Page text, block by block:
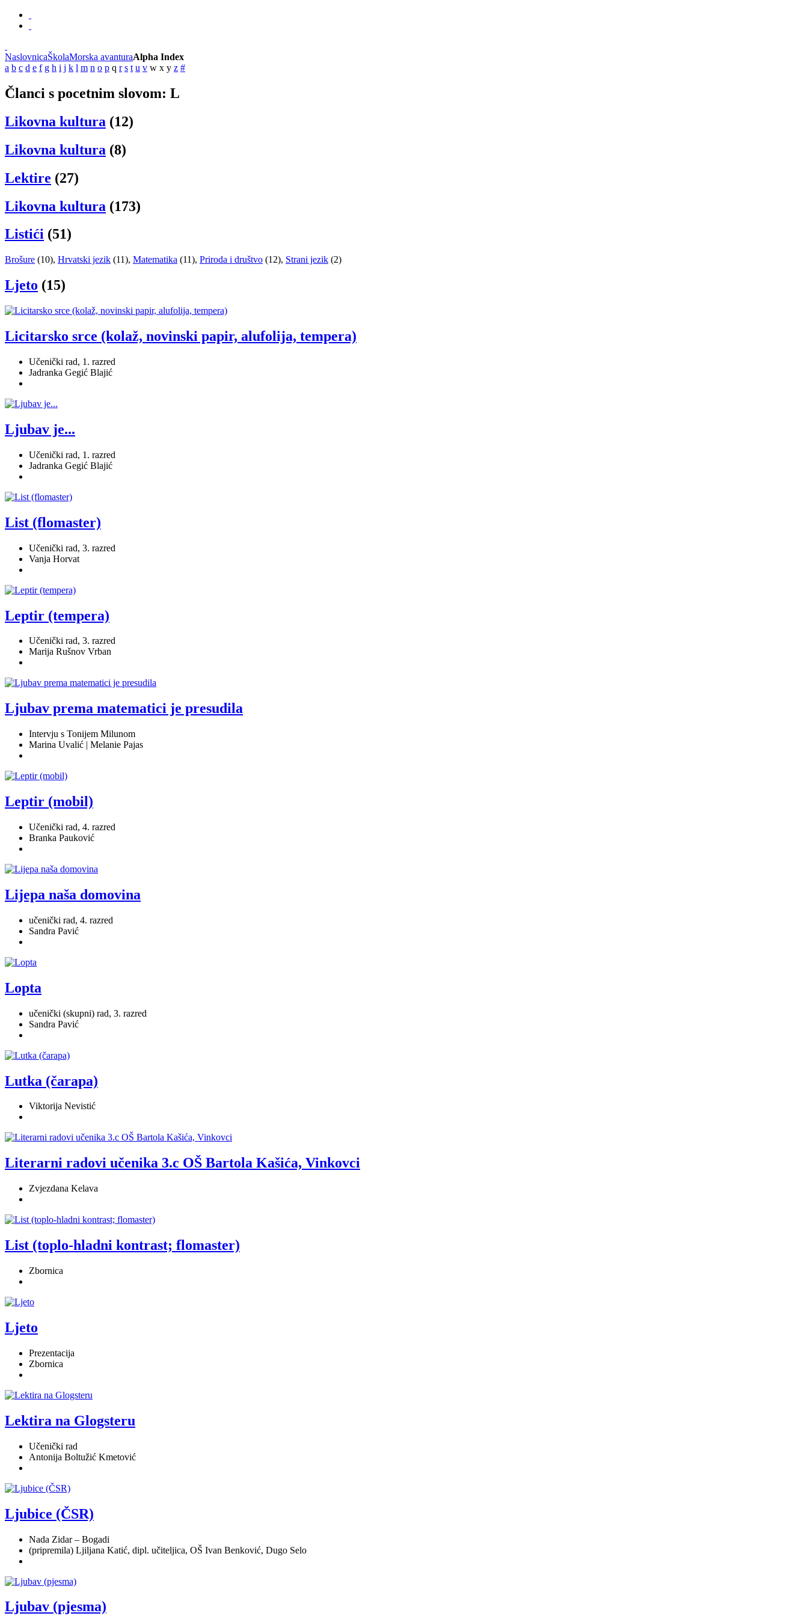
NaslovnicaŠkolaMorska avanturaAlpha Index
a b c d e f g h i j k l m n o p q r s t u v w x y z #
Članci s pocetnim slovom: L
Likovna kultura (12)
Likovna kultura (8)
Lektire (27)
Likovna kultura (173)
Listići (51)
Brošure (10), Hrvatski jezik (11), Matematika (11), Priroda i društvo (12), Strani jezik (2)
Ljeto (15)
Licitarsko srce (kolaž, novinski papir, alufolija, tempera)
Učenički rad, 1. razred
Jadranka Gegić Blajić
Ljubav je...
Učenički rad, 1. razred
Jadranka Gegić Blajić
List (flomaster)
Učenički rad, 3. razred
Vanja Horvat
Leptir (tempera)
Učenički rad, 3. razred
Marija Rušnov Vrban
Ljubav prema matematici je presudila
Intervju s Tonijem Milunom
Marina Uvalić | Melanie Pajas
Leptir (mobil)
Učenički rad, 4. razred
Branka Pauković
Lijepa naša domovina
učenički rad, 4. razred
Sandra Pavić
Lopta
učenički (skupni) rad, 3. razred
Sandra Pavić
Lutka (čarapa)
Viktorija Nevistić
Literarni radovi učenika 3.c OŠ Bartola Kašića, Vinkovci
Zvjezdana Kelava
List (toplo-hladni kontrast; flomaster)
Zbornica
Ljeto
Prezentacija
Zbornica
Lektira na Glogsteru
Učenički rad
Antonija Boltužić Kmetović
Ljubice (ČSR)
Nada Zidar – Bogadi
(pripremila) Ljiljana Katić, dipl. učiteljica, OŠ Ivan Benković, Dugo Selo
Ljubav (pjesma)